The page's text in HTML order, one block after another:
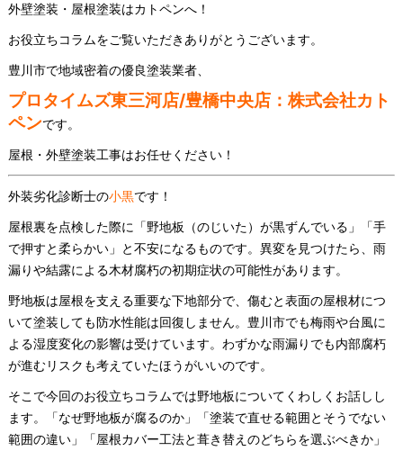
外壁塗装・屋根塗装はカトペンへ！
お役立ちコラムをご覧いただきありがとうございます。
豊川市で地域密着の優良塗装業者、
プロタイムズ東三河店/豊橋中央店：株式会社カト
ペンです。
屋根・外壁塗装工事はお任せください！
外装劣化診断士の小黒です！
屋根裏を点検した際に「野地板（のじいた）が黒ずんでいる」「手
で押すと柔らかい」と不安になるものです。異変を見つけたら、雨
漏りや結露による木材腐朽の初期症状の可能性があります。
野地板は屋根を支える重要な下地部分で、傷むと表面の屋根材につ
いて塗装しても防水性能は回復しません。豊川市でも梅雨や台風に
よる湿度変化の影響は受けています。わずかな雨漏りでも内部腐朽
が進むリスクも考えていたほうがいいのです。
そこで今回のお役立ちコラムでは野地板についてくわしくお話しし
ます。「なぜ野地板が腐るのか」「塗装で直せる範囲とそうでない
範囲の違い」「屋根カバー工法と葺き替えのどちらを選ぶべきか」